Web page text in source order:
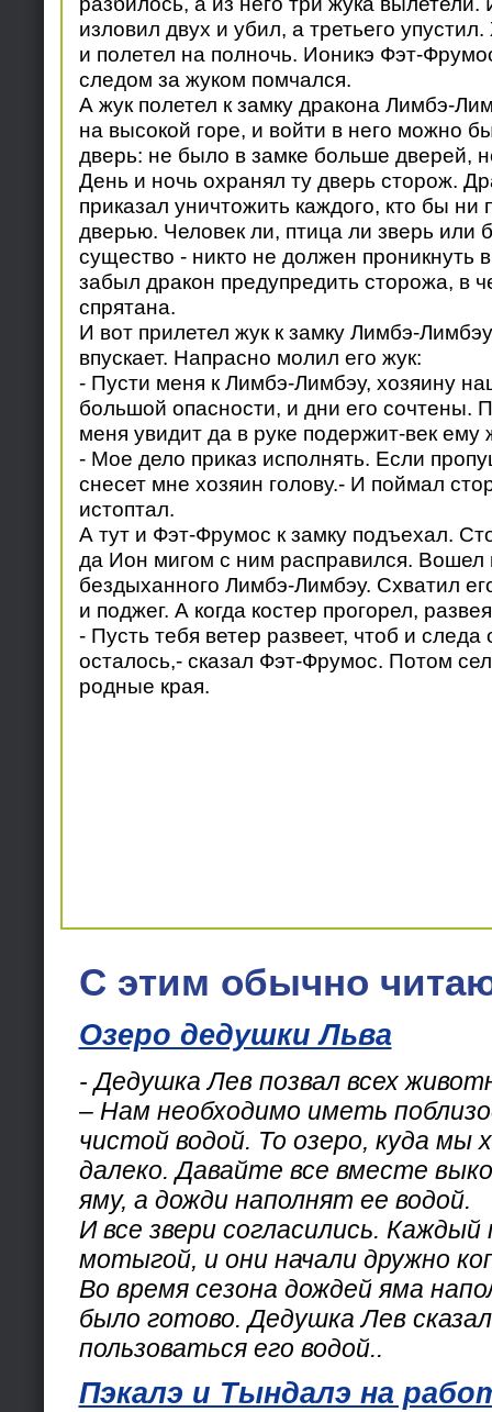
изловил двух и убил, а третьего
и полетел на полночь. Ионикэ Фэт-
следом за жуком помчался.
А жук полетел к замку дракона Лимбэ-
на высокой горе, и войти в него можно
дверь: не было в замке больше дверей,
День и ночь охранял ту дверь сторож.
приказал уничтожить каждого, кто бы ни
дверью. Человек ли, птица ли зверь или
существо - никто не должен проникнуть
забыл дракон предупредить сторожа, в
спрятана.
И вот прилетел жук к замку Лимбэ-
впускает. Напрасно молил его жук:
- Пусти меня к Лимбэ-Лимбэу, хозяину
большой опасности, и дни его сочтены.
меня увидит да в руке подержит-век ему
- Мое дело приказ исполнять. Если
снесет мне хозяин голову.- И поймал
истоптал.
А тут и Фэт-Фрумос к замку подъехал.
да Ион мигом с ним расправился. Вошел
бездыханного Лимбэ-Лимбэу. Схватил
и поджег. А когда костер прогорел,
- Пусть тебя ветер развеет, чтоб и
осталось,- сказал Фэт-Фрумос. Потом
родные края.
С этим обычно
Озеро дедушки Льва
- Дедушка Лев позвал всех
– Нам необходимо иметь
чистой водой. То озеро, куда мы
далеко. Давайте все вместе
яму, а дожди наполнят ее водой.
И все звери согласились.
мотыгой, и они начали дружно
Во время сезона дождей яма
было готово. Дедушка Лев
пользоваться его водой..
Пэкалэ и Тындалэ на